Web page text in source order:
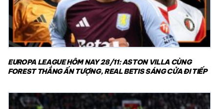
EUROPA LEAGUE HÔM NAY 28/11: ASTON VILLA CÙNG
FOREST THẮNG ẤN TƯỢNG, REAL BETIS SÁNG CỬA ĐI TIẾP